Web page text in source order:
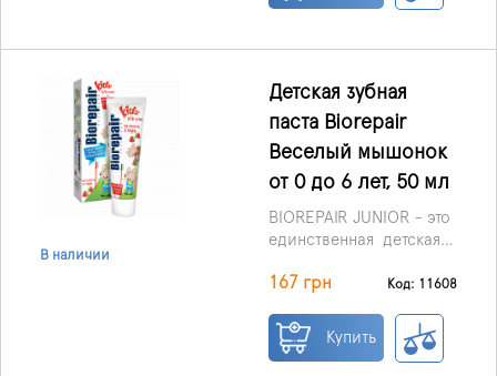
парабенов и других
эмалью.
В наличии
Детская зубная
паста Biorepair
Веселый мышонок
от 0 до 6 лет, 50 мл
BIOREPAIR JUNIOR - это
единственная детская
содержащая частицы
эмаль), которые
укрепляют,
167 грн Код: 11608
Купить